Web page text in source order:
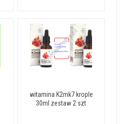
witamina K2mk7 krople
30ml zestaw 2 szt